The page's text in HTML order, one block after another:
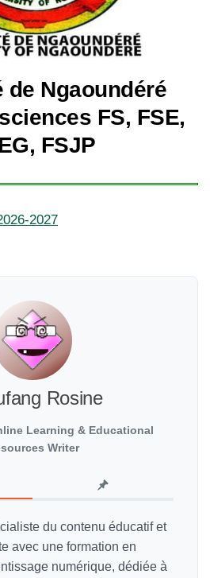
de Ngaoundéré
FS, FSE,
FSJP
2027
Rosine
Learning & Educational
Writer
du contenu éducatif et
avec une formation en
numérique, dédiée à